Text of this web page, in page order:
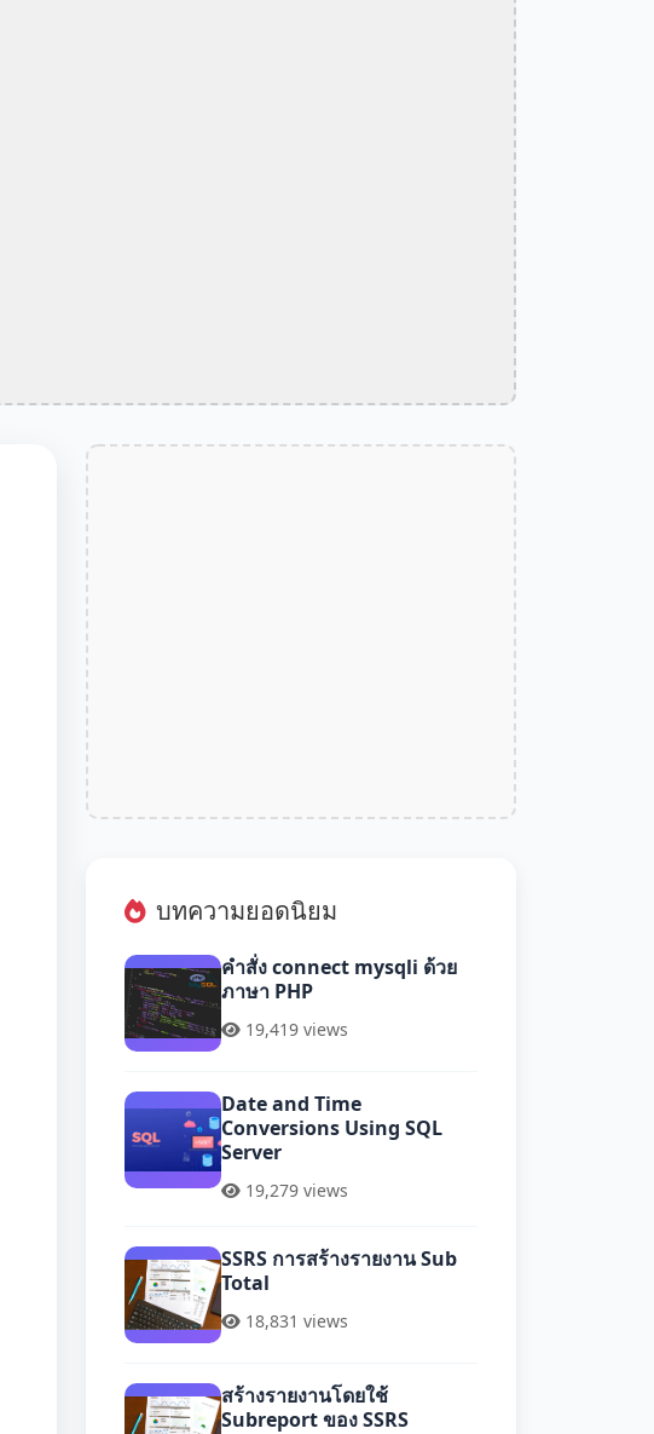
บทความยอดนิยม
คำสั่ง connect mysqli ด้วย
ภาษา PHP
19,419 views
Date and Time
Conversions Using SQL
Server
19,279 views
SSRS การสร้างรายงาน Sub
Total
18,831 views
สร้างรายงานโดยใช้
Subreport ของ SSRS